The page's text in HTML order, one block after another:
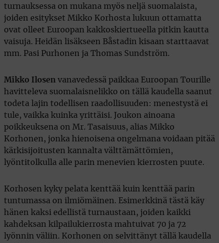
turnauksessa on mukana myös neljä suomalaista,
joiden esitykset Mikko Korhosta lukuun ottamatta
ovat olleet Euroopan kakkoskiertueella pitkin kautta
vaisuja. Heidän lisäkseen Båstadin kisaan starttaavat
mm. Pasi Purhonen ja Thomas Sundström.
Mikko Ilosen vanavedessä paikkaa Euroopan Tourille
havitteleva suomalaisnelikko on tällä kaudella saanut
todeta lajin todellisen raadollisuuden: menestystä ei
tule, vaikka kuinka yrittäisi. Joukon ainoana
poikkeuksena on Mr. Tasaisuus, alias Mikko
Korhonen, jonka hienoisena ongelmana voidaan pitää
kärkisijoitusten kannalta välttämättömien,
lyöntitolkulla alle parin menevien kierrosten puute.
Korhosen kyky pelata kenttää kuin kenttää parin
tuntumassa on ilmiömäinen. Esimerkkinä tästä käy
hänen kaksi edellistä turnaustaan, joiden kaikki
kahdeksan kilpailukierrosta mahtuivat 70 ja 72
lyönnin väliin. Korhonen on selvittänyt tällä kaudella